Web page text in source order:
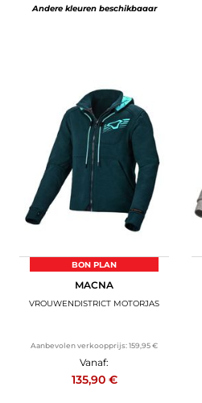
Andere kleuren beschikbaaar
BON PLAN
MACNA
VROUWENDISTRICT MOTORJAS
Aanbevolen verkoopprijs:159,95 €
Vanaf:
135,90 €